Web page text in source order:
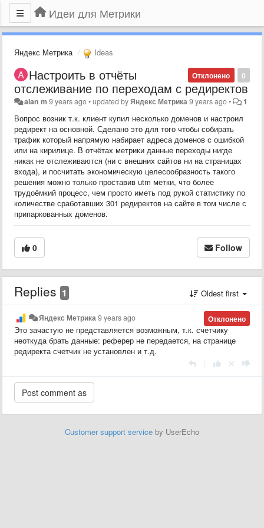
Идеи для Метрики
Яндекс Метрика Ideas
0
Отклонено
Настроить в отчёты
отслеживание по переходам с редиректов
alan m 9 years ago•updated byЯндекс Метрика 9 years ago• 1
Вопрос возник т.к. клиент купил несколько доменов и настроил
редирект на основной. Сделано это для того чтобы собирать
трафик который напрямую набирает адреса доменов с ошибкой
или на кирилице. В отчётах метрики данные переходы нигде
никак не отслеживаются (ни с внешних сайтов ни на страницах
входа), и посчитать экономическую целесообразность такого
решения можно только проставив utm метки, что более
трудоёмкий процесс, чем просто иметь под рукой статистику по
количестве сработавших 301 редиректов на сайте в том числе с
припаркованных доменов.
0 Follow
Replies 1 Oldest first
Отклонено
Яндекс Метрика 9 years ago
Это зачастую не представляется возможным, т.к. счетчику
неоткуда брать данные: реферер не передается, на странице
редиректа счетчик не установлен и т.д.
Customer support service by UserEcho